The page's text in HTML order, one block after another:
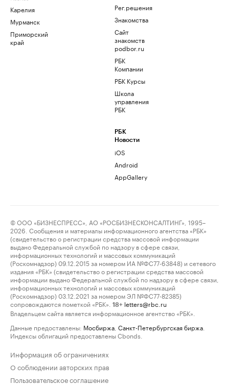
Карелия
Мурманск
Приморский
край
Рег.решения
Знакомства
Сайт
знакомств
podbor.ru
РБК
Компании
РБК Курсы
Школа
управления
РБК
РБК
Новости
iOS
Android
AppGallery
© ООО «БИЗНЕСПРЕСС», АО «РОСБИЗНЕСКОНСАЛТИНГ», 1995–
2026. Сообщения и материалы информационного агентства «РБК»
(свидетельство о регистрации средства массовой информации
выдано Федеральной службой по надзору в сфере связи,
информационных технологий и массовых коммуникаций
(Роскомнадзор) 09.12.2015 за номером ИА №ФС77-63848) и сетевого
издания «РБК» (свидетельство о регистрации средства массовой
информации выдано Федеральной службой по надзору в сфере связи,
информационных технологий и массовых коммуникаций
(Роскомнадзор) 03.12.2021 за номером ЭЛ №ФС77-82385)
сопровождаются пометкой «РБК».
18+ letters@rbc.ru
Владельцем сайта является информационное агентство «РБК».
Данные предоставлены: Мосбиржа Санкт-Петербургская биржа
Индексы облигаций предоставлены Cbonds.
Информация об ограничениях
О соблюдении авторских прав
Пользовательское соглашение